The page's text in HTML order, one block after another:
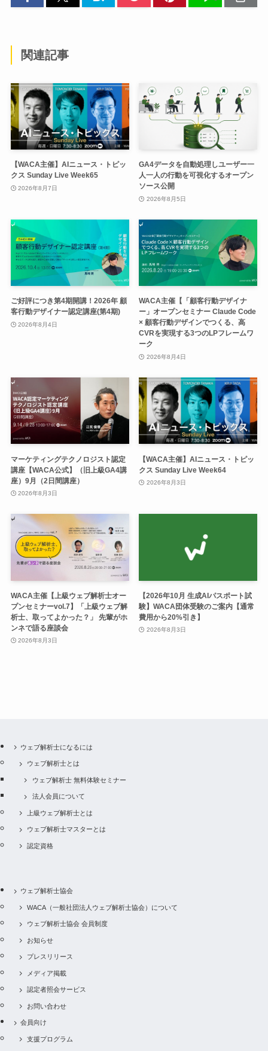
関連記事
【WACA主催】AIニュース・トピッ
クス Sunday Live Week65
2026年8月7日
GA4データを自動処理しユーザー一
人一人の行動を可視化するオープン
ソース公開
2026年8月5日
ご好評につき第4期開講！2026年 顧
客行動デザイナー認定講座(第4期)
2026年8月4日
WACA主催【「顧客行動デザイナ
ー」オープンセミナー Claude Code
× 顧客行動デザインでつくる、高
CVRを実現する3つのLPフレームワ
ーク
2026年8月4日
マーケティングテクノロジスト認定
講座【WACA公式】（旧上級GA4講
座）9月（2日間講座）
2026年8月3日
【WACA主催】AIニュース・トピッ
クス Sunday Live Week64
2026年8月3日
WACA主催【上級ウェブ解析士オー
プンセミナーvol.7】「上級ウェブ解
析士、取ってよかった？」 先輩がホ
ンネで語る座談会
2026年8月3日
【2026年10月 生成AIパスポート試
験】WACA団体受験のご案内【通常
費用から20%引き】
2026年8月3日
ウェブ解析士になるには
ウェブ解析士とは
ウェブ解析士 無料体験セミナー
法人会員について
上級ウェブ解析士とは
ウェブ解析士マスターとは
認定資格
ウェブ解析士協会
WACA（一般社団法人ウェブ解析士協会）について
ウェブ解析士協会 会員制度
お知らせ
プレスリリース
メディア掲載
認定者照会サービス
お問い合わせ
会員向け
支援プログラム